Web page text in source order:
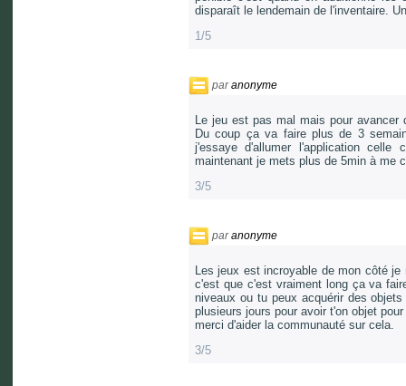
disparaît le lendemain de l'inventaire.
1/5
paranonyme
Le jeu est pas mal mais pour avancer
Du coup ça va faire plus de 3
j'essaye d'allumer l'application
maintenant je mets plus de 5min à me
3/5
paranonyme
Les jeux est incroyable de mon côté
c'est que c'est vraiment long ça va
niveaux ou tu peux acquérir des
plusieurs jours pour avoir t'on objet
merci d'aider la communauté sur cela.
3/5